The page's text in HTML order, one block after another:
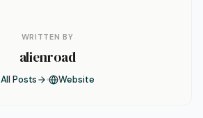
WRITTEN BY
alienroad
All Posts Website